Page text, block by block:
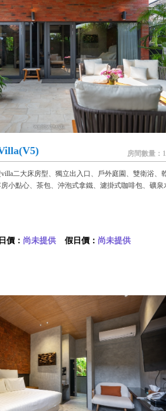
房間數量：
二大床房型、獨立出入口、戶外庭園、雙衛浴、
小點心、茶包、沖泡式拿鐵、濾掛式咖啡包、礦泉
價： 尚未提供 假日價： 尚未提供